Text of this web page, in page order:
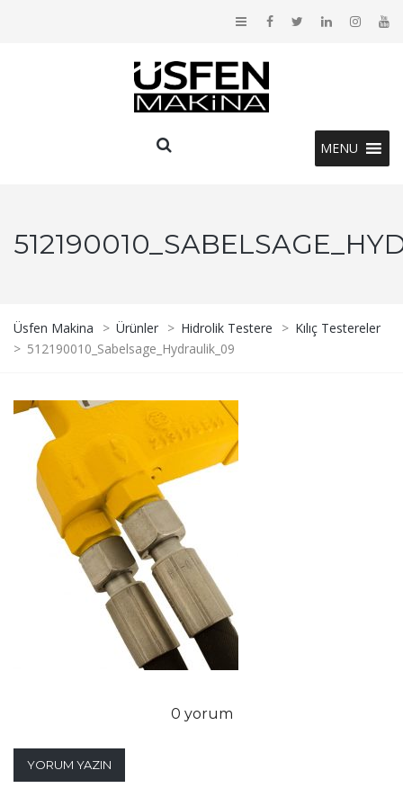
MENU
Üsfen Makina > Ürünler > Hidrolik Testere > Kılıç Testereler
> 512190010_Sabelsage_Hydraulik_09
0 yorum
YORUM YAZIN